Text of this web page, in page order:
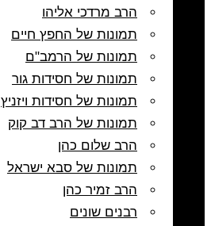
הרב מרדכי אליהו
תמונות של החפץ חיים
תמונות של הרמב"ם
תמונות של חסידות גור
תמונות של חסידות ויזניץ
תמונות של הרב דב קוק
הרב שלום כהן
תמונות של סבא ישראל
הרב זמיר כהן
רבנים שונים